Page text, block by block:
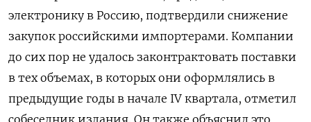
электронику в Россию, подтвердили снижение
закупок российскими импортерами. Компании
до сих пор не удалось законтрактовать поставки
в тех объемах, в которых они оформлялись в
предыдущие годы в начале IV квартала, отметил
собеседник издания. Он также объяснил это